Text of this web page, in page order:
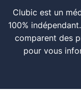
Clubic est un
100%
comparent des
pour vous